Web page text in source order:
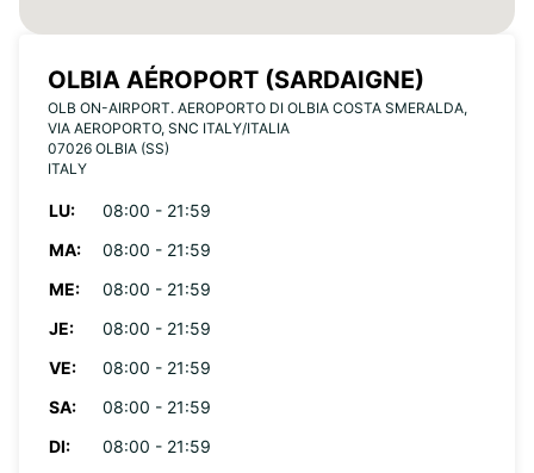
OLBIA AÉROPORT (SARDAIGNE)
OLB ON-AIRPORT. AEROPORTO DI OLBIA COSTA SMERALDA,
VIA AEROPORTO, SNC ITALY/ITALIA
07026 OLBIA (SS)
ITALY
LU:
08:00 - 21:59
MA:
08:00 - 21:59
ME:
08:00 - 21:59
JE:
08:00 - 21:59
VE:
08:00 - 21:59
SA:
08:00 - 21:59
DI:
08:00 - 21:59